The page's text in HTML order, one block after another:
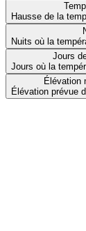
Hausse de la
Nuits où la
Jours
Jours où la
Élévation
Élévation prévue